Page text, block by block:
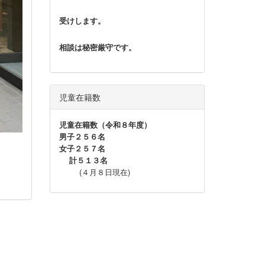
受けします。
相談は秘密厳守です。
児童在籍数
児童在籍数（令和８年度）
男子２５６名
女子２５７名
計５１３名
(４月８日現在)